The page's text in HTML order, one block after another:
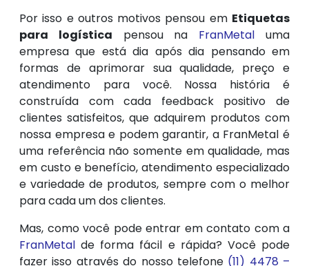
Por isso e outros motivos pensou em Etiquetas
para logística pensou na FranMetal uma
empresa que está dia após dia pensando em
formas de aprimorar sua qualidade, preço e
atendimento para você. Nossa história é
construída com cada feedback positivo de
clientes satisfeitos, que adquirem produtos com
nossa empresa e podem garantir, a FranMetal é
uma referência não somente em qualidade, mas
em custo e benefício, atendimento especializado
e variedade de produtos, sempre com o melhor
para cada um dos clientes.
Mas, como você pode entrar em contato com a
FranMetal de forma fácil e rápida? Você pode
fazer isso através do nosso telefone (11) 4478 –